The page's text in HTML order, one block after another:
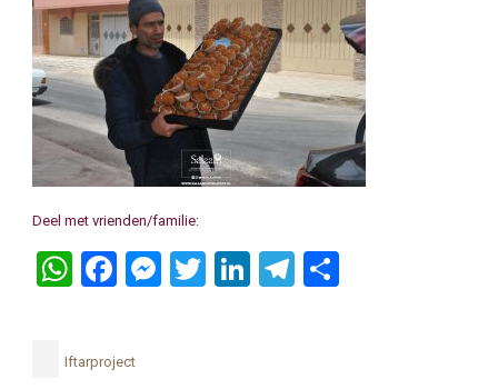
Deel met vrienden/familie:
WhatsApp
Facebook
Messenger
Twitter
LinkedIn
Telegram
Iftarproject